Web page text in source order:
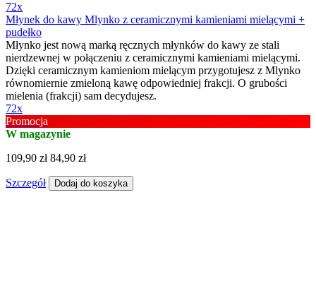
72x
Młynek do kawy Mlynko z ceramicznymi kamieniami mielącymi +
pudełko
Młynko jest nową marką ręcznych młynków do kawy ze stali
nierdzewnej w połączeniu z ceramicznymi kamieniami mielącymi.
Dzięki ceramicznym kamieniom mielącym przygotujesz z Mlynko
równomiernie zmieloną kawę odpowiedniej frakcji. O grubości
mielenia (frakcji) sam decydujesz.
72x
Promocja
W magazynie
109,90 zł 84,90 zł
Szczegół Dodaj do koszyka